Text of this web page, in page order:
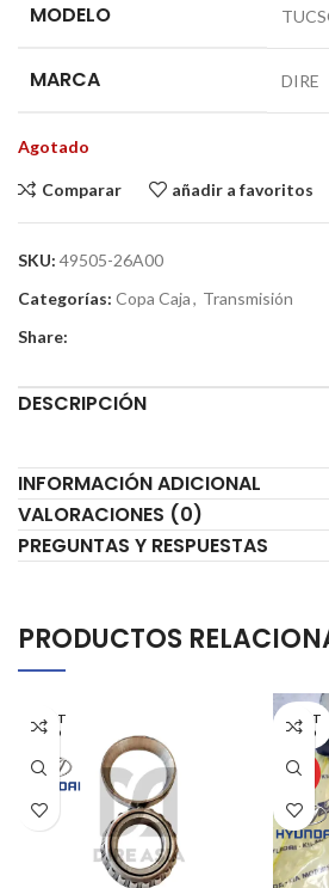
MODELO
MARCA DIRE
Agotado
Comparar añadir a favoritos
SKU: 49505-26A00
Categorías: Copa Caja, Transmisión
Share:
DESCRIPCIÓN
INFORMACIÓN ADICIONAL
VALORACIONES (0)
PREGUNTAS Y RESPUESTAS
PRODUCTOS
AGOT
ADO
AGOT
ADO
HOT